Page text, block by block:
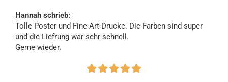
Hannah schrieb:
Tolle Poster und Fine-Art-Drucke. Die Farben sind super
und die Liefrung war sehr schnell.
Gerne wieder.
    